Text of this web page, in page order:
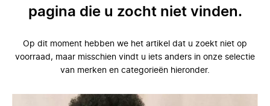
pagina die u zocht niet vinden.
Op dit moment hebben we het artikel dat u zoekt niet op
voorraad, maar misschien vindt u iets anders in onze selectie
van merken en categorieën hieronder.